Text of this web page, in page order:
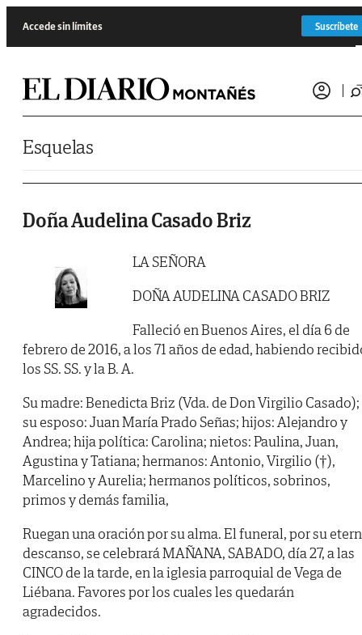
Accede sin límites Suscríbete
Esquelas
Doña Audelina Casado Briz
LA SEÑORA
DOÑA AUDELINA CASADO BRIZ
Falleció en Buenos Aires, el día 6 de
febrero de 2016, a los 71 años de edad, habiendo
los SS. SS. y la B. A.
Su madre: Benedicta Briz (Vda. de Don Virgilio Casado);
su esposo: Juan María Prado Señas; hijos: Alejandro y
Andrea; hija política: Carolina; nietos: Paulina, Juan,
Agustina y Tatiana; hermanos: Antonio, Virgilio (†),
Marcelino y Aurelia; hermanos políticos, sobrinos,
primos y demás familia,
Ruegan una oración por su alma. El funeral, por su
descanso, se celebrará MAÑANA, SABADO, día 27, a las
CINCO de la tarde, en la iglesia parroquial de Vega de
Liébana. Favores por los cuales les quedarán
agradecidos.